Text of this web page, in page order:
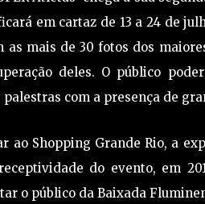
em cartaz de 13 a 24 de
as mais de 30 fotos dos
deles. O público
palestras com a presença de
ao Shopping Grande Rio, a
do evento, em
o público da Baixada